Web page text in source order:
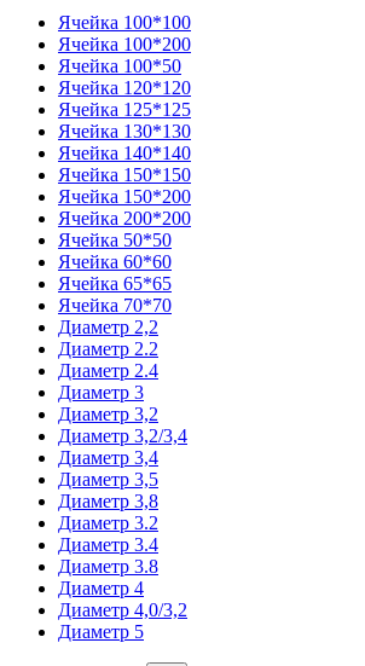
Ячейка 100*100
Ячейка 100*200
Ячейка 100*50
Ячейка 120*120
Ячейка 125*125
Ячейка 130*130
Ячейка 140*140
Ячейка 150*150
Ячейка 150*200
Ячейка 200*200
Ячейка 50*50
Ячейка 60*60
Ячейка 65*65
Ячейка 70*70
Диаметр 2,2
Диаметр 2.2
Диаметр 2.4
Диаметр 3
Диаметр 3,2
Диаметр 3,2/3,4
Диаметр 3,4
Диаметр 3,5
Диаметр 3,8
Диаметр 3.2
Диаметр 3.4
Диаметр 3.8
Диаметр 4
Диаметр 4,0/3,2
Диаметр 5